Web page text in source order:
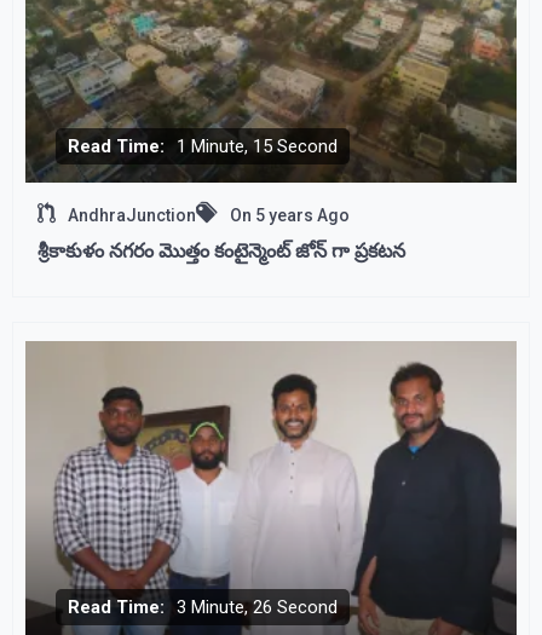
Read Time: 1 Minute, 15 Second
AndhraJunction On 5 years Ago
శ్రీకాకుళం నగరం మొత్తం కంటైన్మెంట్ జోన్ గా ప్రకటన
Read Time: 3 Minute, 26 Second